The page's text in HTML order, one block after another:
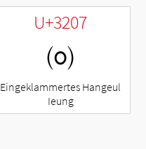
U+3207
㈇
Eingeklammertes Hangeul
Ieung